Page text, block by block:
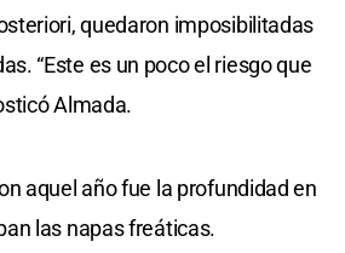
quedaron imposibilitadas
“Este es un poco el riesgo que
Almada.
aquel año fue la profundidad en
las napas freáticas.